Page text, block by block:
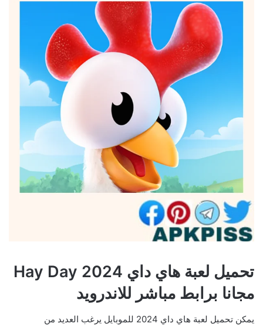
تحميل لعبة هاي داي Hay Day 2024
مجانا برابط مباشر للاندرويد
يمكن تحميل لعبة هاي داي 2024 للموبايل يرغب العديد من